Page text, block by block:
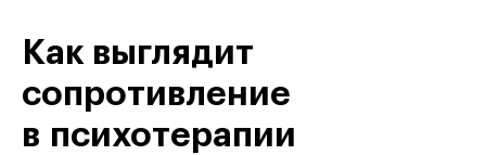
Как выглядит
сопротивление
в психотерапии